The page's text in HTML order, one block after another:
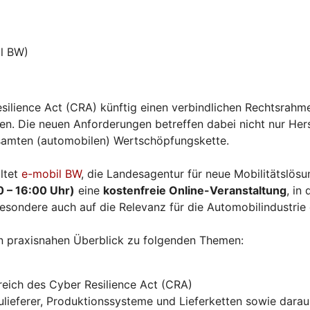
BW)
Act (CRA) künftig einen verbindlichen
Die neuen Anforderungen betreffen dabei nicht nur
(automobilen) Wertschöpfungskette.
e-mobil BW, die Landesagentur für neue
– 16:00 Uhr) eine kostenfreie Online-Veranstaltung, in
auch auf die Relevanz für die Automobilindustrie
praxisnahen Überblick zu folgenden Themen:
des Cyber Resilience Act (CRA)
Produktionssysteme und Lieferketten sowie